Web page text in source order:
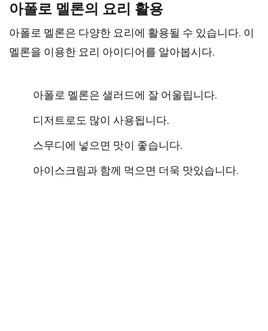
아폴로 멜론의 요리 활용
아폴로 멜론은 다양한 요리에 활용될 수 있습니다. 이
멜론을 이용한 요리 아이디어를 알아봅시다.
아폴로 멜론은 샐러드에 잘 어울립니다.
디저트로도 많이 사용됩니다.
스무디에 넣으면 맛이 좋습니다.
아이스크림과 함께 먹으면 더욱 맛있습니다.